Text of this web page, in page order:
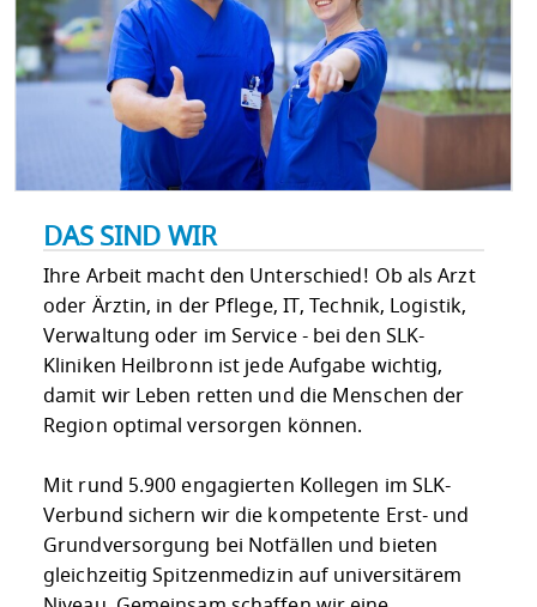
DAS SIND WIR
Ihre Arbeit macht den Unterschied! Ob als Arzt
oder Ärztin, in der Pflege, IT, Technik, Logistik,
Verwaltung oder im Service - bei den SLK-
Kliniken Heilbronn ist jede Aufgabe wichtig,
damit wir Leben retten und die Menschen der
Region optimal versorgen können.
Mit rund 5.900 engagierten Kollegen im SLK-
Verbund sichern wir die kompetente Erst- und
Grundversorgung bei Notfällen und bieten
gleichzeitig Spitzenmedizin auf universitärem